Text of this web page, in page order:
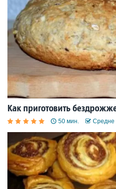
Как приготовить
50 мин. Средне